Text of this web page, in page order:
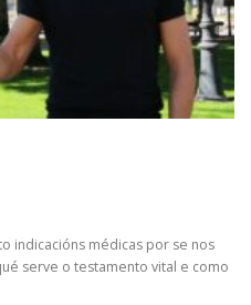
indicacións médicas por se nos
serve o testamento vital e como